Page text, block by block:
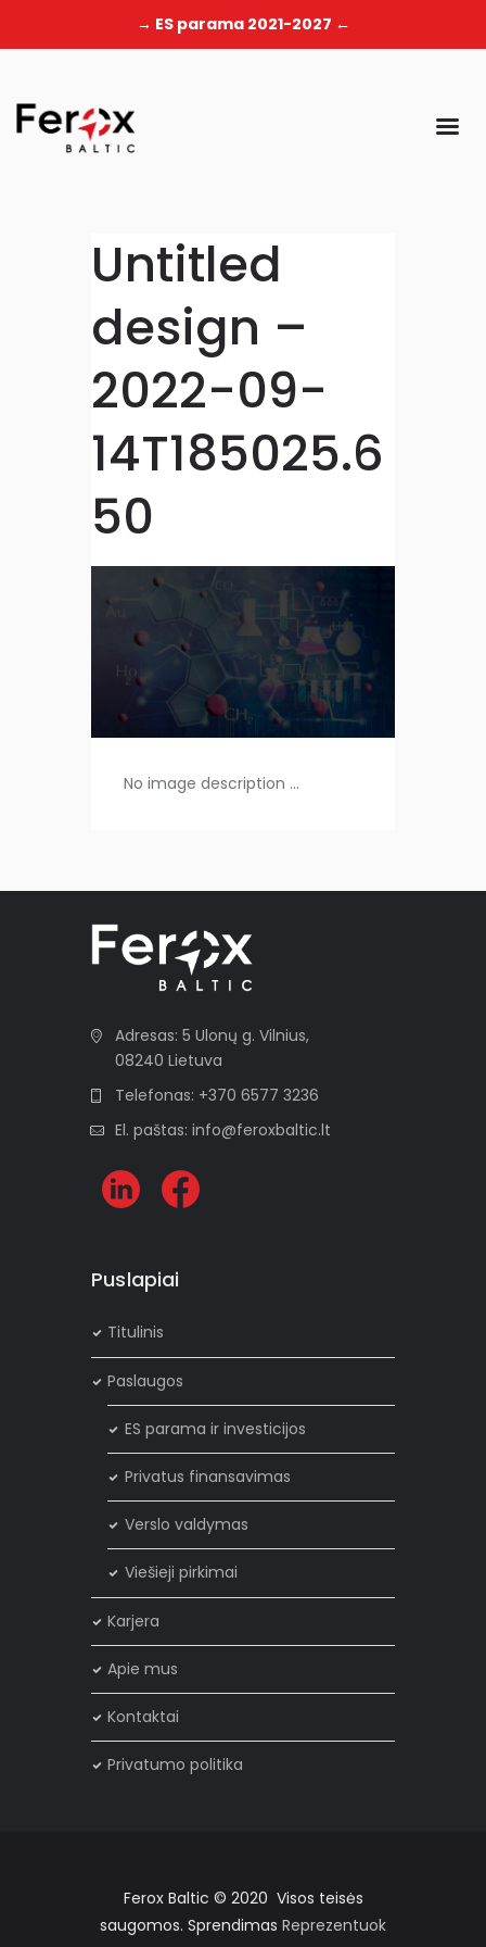
→ ES parama 2021-2027 ←
Untitled
design –
2022-09-
14T185025.6
50
No image description ...
Adresas: 5 Ulonų g. Vilnius,
08240 Lietuva
Telefonas: +370 6577 3236
El. paštas: info@feroxbaltic.lt
Puslapiai
Titulinis
Paslaugos
ES parama ir investicijos
Privatus finansavimas
Verslo valdymas
Viešieji pirkimai
Karjera
Apie mus
Kontaktai
Privatumo politika
Ferox Baltic © 2020 Visos teisės
saugomos. Sprendimas Reprezentuok